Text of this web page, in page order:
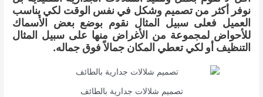
نوفر أكثر من تصميم وشكل في نفس الوقت لكي يناسب
العميل فعلى سبيل المثال نقوم بوضع بعض الأسماك
للأحواض لمجموعة من الأغراض منها على سبيل المثال
التنظيف أو لكي تعطي المكان جمالاً فوق جماله.
تصميم شلالات جدارية بالطائف